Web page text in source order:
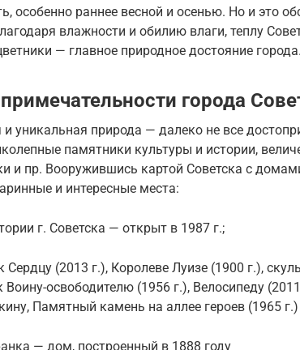
особенно раннее весной и осенью. Но и это
влажности и обилию влаги, теплу
— главное природное достояние города.
города
и уникальная природа — далеко не все
памятники культуры и истории,
и пр. Вооружившись картой Советска с
и интересные места:
г. Советска — открыт в 1987 г.;
Сердцу (2013 г.), Королеве Луизе (1900 г.),
Воину-освободителю (1956 г.), Велосипеду
Памятный камень на аллее героев (1965 г.)
— дом, построенный в 1888 году